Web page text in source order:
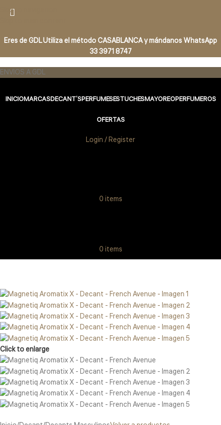
Skip to navigation
Eres de GDL Utiliza el método CASABLANCAymándanosWhatsApp
33 3971 8747
ENVIOS A GDL
INICIOMARCASDECANT’SPERFUMESESTUCHESMAYOREOPERFUMEROS
OFERTAS
Login / Register
0 items
0 items
Click to enlarge